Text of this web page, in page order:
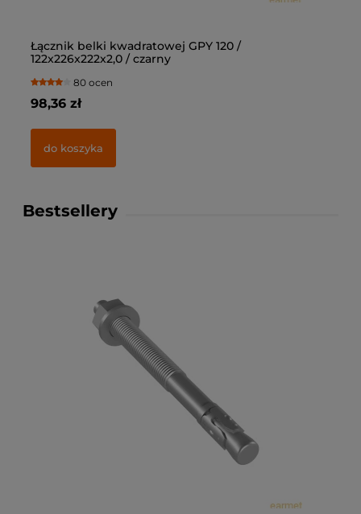
Łącznik belki kwadratowej GPY 120 /
122x226x222x2,0 / czarny
80 ocen
98,36 zł
do koszyka
Bestsellery